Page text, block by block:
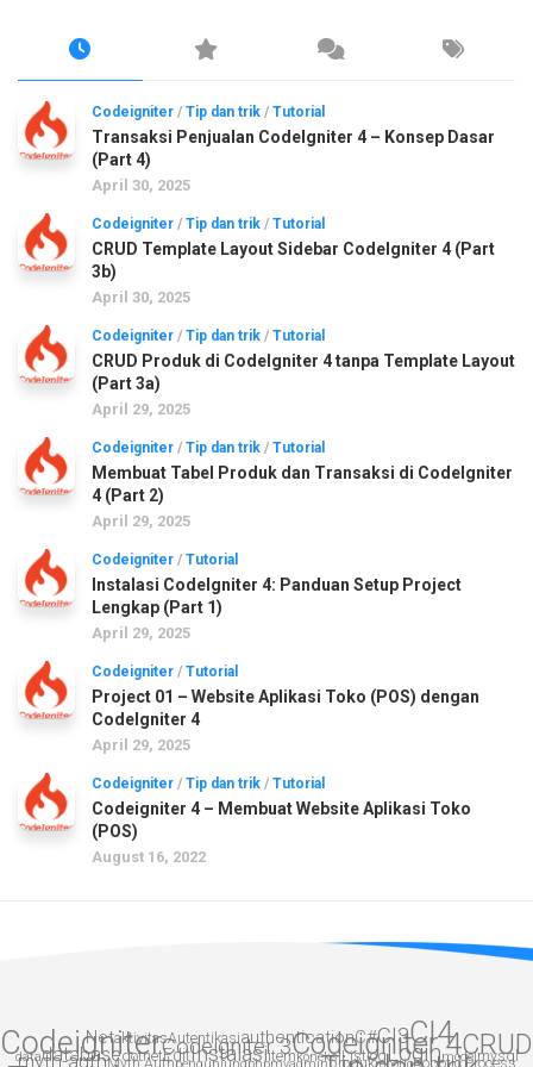
Codeigniter / Tip dan trik / Tutorial
Transaksi Penjualan CodeIgniter 4 – Konsep Dasar
(Part 4)
April 30, 2025
Codeigniter / Tip dan trik / Tutorial
CRUD Template Layout Sidebar CodeIgniter 4 (Part
3b)
April 30, 2025
Codeigniter / Tip dan trik / Tutorial
CRUD Produk di CodeIgniter 4 tanpa Template Layout
(Part 3a)
April 29, 2025
Codeigniter / Tip dan trik / Tutorial
Membuat Tabel Produk dan Transaksi di CodeIgniter
4 (Part 2)
April 29, 2025
Codeigniter / Tutorial
Instalasi CodeIgniter 4: Panduan Setup Project
Lengkap (Part 1)
April 29, 2025
Codeigniter / Tutorial
Project 01 – Website Aplikasi Toko (POS) dengan
CodeIgniter 4
April 29, 2025
Codeigniter / Tip dan trik / Tutorial
Codeigniter 4 – Membuat Website Aplikasi Toko
(POS)
August 16, 2022
.NetaktivitasAutentikasiauthenticationC#CI3CI4
CodeigniterCodeigniter 3Codeigniter 4CRUD
datadatabasedotnetEditInstalasiitemkoneksiListlogLoginmodelmysql
myth-authMyth:Auth produk Robotic Process